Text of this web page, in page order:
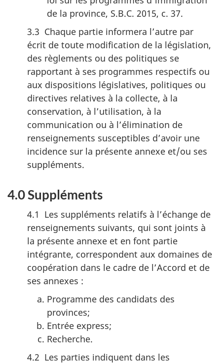
de la province, S.B.C. 2015, c. 37.
3.3 Chaque partie informera l’autre par
écrit de toute modification de la législation,
des règlements ou des politiques se
rapportant à ses programmes respectifs ou
aux dispositions législatives, politiques ou
directives relatives à la collecte, à la
conservation, à l’utilisation, à la
communication ou à l’élimination de
renseignements susceptibles d’avoir une
incidence sur la présente annexe et/ou ses
suppléments.
4.0 Suppléments
4.1 Les suppléments relatifs à l’échange de
renseignements suivants, qui sont joints à
la présente annexe et en font partie
intégrante, correspondent aux domaines de
coopération dans le cadre de l’Accord et de
ses annexes :
Programme des candidats des
provinces;
Entrée express;
Recherche.
4.2 Les parties indiquent dans les